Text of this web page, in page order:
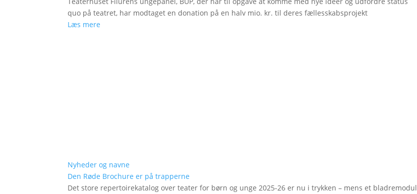
quo på teatret, har modtaget en donation på en halv mio. kr. til deres fællesskabsprojekt
Læs mere
Nyheder og navne
Den Røde Brochure er på trapperne
Det store repertoirekatalog over teater for børn og unge 2025-26 er nu i trykken – mens et bladremodul